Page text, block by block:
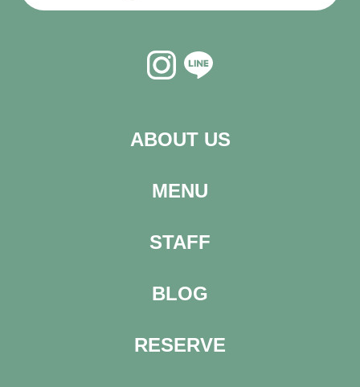
ABOUT US
MENU
STAFF
BLOG
RESERVE